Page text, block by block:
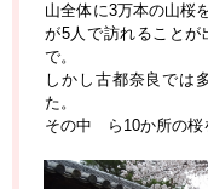
山全体に3万本の山桜
が5人で訪れること
で。
しかし古都奈良では
た。
その中ゕら10か所の桜